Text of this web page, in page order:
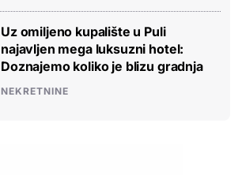
Uz omiljeno kupalište u Puli
najavljen mega luksuzni hotel:
Doznajemo koliko je blizu gradnja
NEKRETNINE